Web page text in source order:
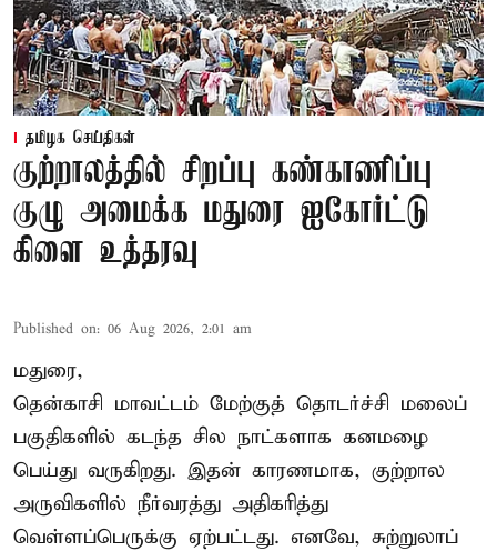
தமிழக செய்திகள்
குற்றாலத்தில் சிறப்பு கண்காணிப்பு
குழு அமைக்க மதுரை ஐகோர்ட்டு
கிளை உத்தரவு
Published on: 06 Aug 2026, 2:01 am
மதுரை,
தென்காசி மாவட்டம் மேற்குத் தொடர்ச்சி மலைப்
பகுதிகளில் கடந்த சில நாட்களாக கனமழை
பெய்து வருகிறது. இதன் காரணமாக, குற்றால
அருவிகளில் நீர்வரத்து அதிகரித்து
வெள்ளப்பெருக்கு ஏற்பட்டது. எனவே, சுற்றுலாப்